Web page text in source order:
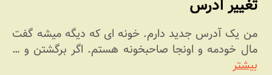
تغییر آدرس
من یک آدرس جدید دارم. خونه ای که دیگه میشه گفت
مال خودمه و اونجا صاحبخونه هستم. اگر برگشتن و …
بیشتر